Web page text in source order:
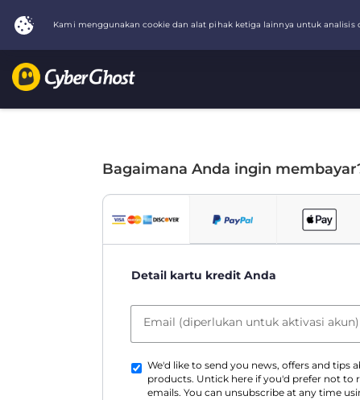
Bagaimana Anda ingin
Detail kartu kredit Anda
Email (diperlukan untuk aktivasi akun)
We'd like to send you news, offers and tips
products. Untick here if you'd prefer not to
emails. You can unsubscribe at any time